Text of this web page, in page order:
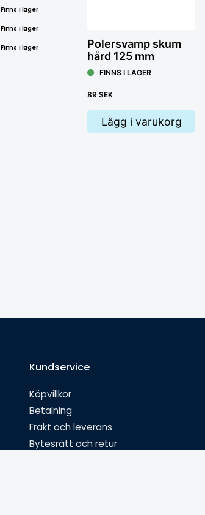
Finns i lager
Finns i lager
Finns i lager
Polersvamp skum
hård 125 mm
FINNS I LAGER
89 SEK
Lägg i varukorg
Kundservice
Köpvillkor
Betalning
Frakt och leverans
Bytesrätt och retur